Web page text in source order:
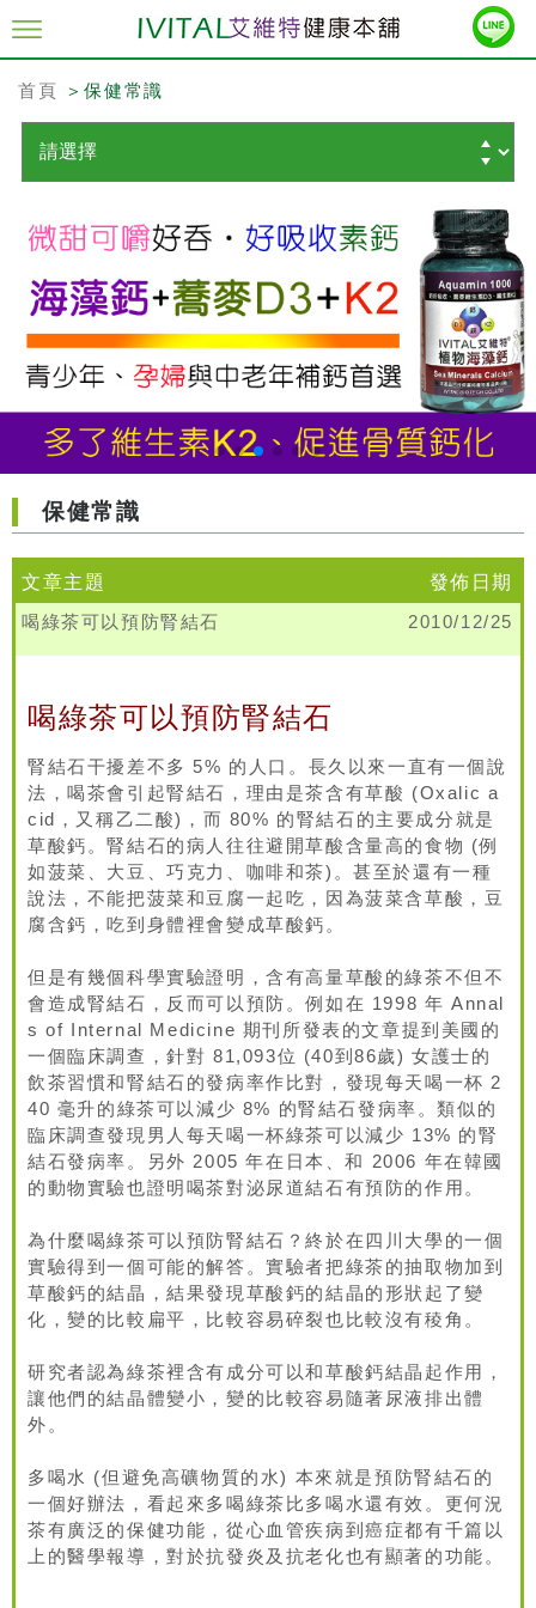
首頁 ＞保健常識
保健常識
文章主題
發佈日期
喝綠茶可以預防腎結石
2010/12/25
喝綠茶可以預防腎結石
腎結石干擾差不多 5% 的人口。長久以來一直有一個說
法，喝茶會引起腎結石，理由是茶含有草酸 (Oxalic a
cid，又稱乙二酸)，而 80% 的腎結石的主要成分就是
草酸鈣。腎結石的病人往往避開草酸含量高的食物 (例
如菠菜、大豆、巧克力、咖啡和茶)。甚至於還有一種
說法，不能把菠菜和豆腐一起吃，因為菠菜含草酸，豆
腐含鈣，吃到身體裡會變成草酸鈣。
但是有幾個科學實驗證明，含有高量草酸的綠茶不但不
會造成腎結石，反而可以預防。例如在 1998 年 Annal
s of Internal Medicine 期刊所發表的文章提到美國的
一個臨床調查，針對 81,093位 (40到86歲) 女護士的
飲茶習慣和腎結石的發病率作比對，發現每天喝一杯 2
40 毫升的綠茶可以減少 8% 的腎結石發病率。類似的
臨床調查發現男人每天喝一杯綠茶可以減少 13% 的腎
結石發病率。另外 2005 年在日本、和 2006 年在韓國
的動物實驗也證明喝茶對泌尿道結石有預防的作用。
為什麼喝綠茶可以預防腎結石？終於在四川大學的一個
實驗得到一個可能的解答。實驗者把綠茶的抽取物加到
草酸鈣的結晶，結果發現草酸鈣的結晶的形狀起了變
化，變的比較扁平，比較容易碎裂也比較沒有稜角。
研究者認為綠茶裡含有成分可以和草酸鈣結晶起作用，
讓他們的結晶體變小，變的比較容易隨著尿液排出體
外。
多喝水 (但避免高礦物質的水) 本來就是預防腎結石的
一個好辦法，看起來多喝綠茶比多喝水還有效。更何況
茶有廣泛的保健功能，從心血管疾病到癌症都有千篇以
上的醫學報導，對於抗發炎及抗老化也有顯著的功能。